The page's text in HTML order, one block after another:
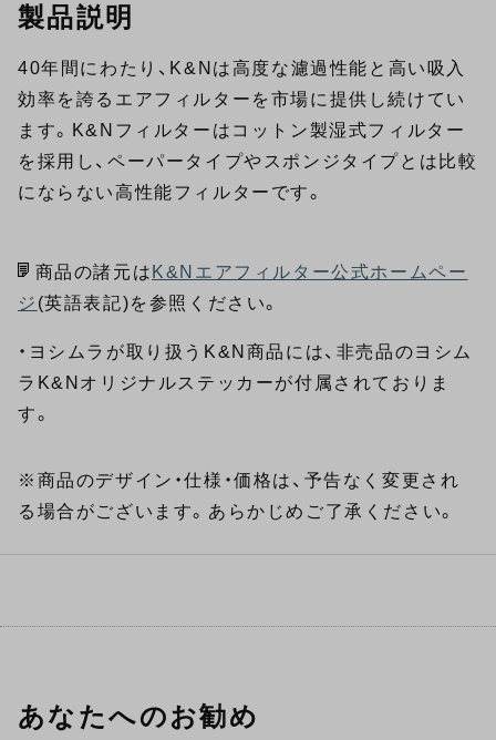
製品説明
40年間にわたり、K&Nは高度な濾過性能と高い吸入
効率を誇るエアフィルターを市場に提供し続けてい
ます。K&Nフィルターはコットン製湿式フィルター
を採用し、ペーパータイプやスポンジタイプとは比較
にならない高性能フィルターです。
商品の諸元は K&Nエアフィルター公式ホームペー
ジ (英語表記)を参照ください。
・ヨシムラが取り扱うK&N商品には、非売品のヨシム
ラK&Nオリジナルステッカーが付属されておりま
す。
※商品のデザイン・仕様・価格は、予告なく変更され
る場合がございます。あらかじめご了承ください。
あなたへのお勧め